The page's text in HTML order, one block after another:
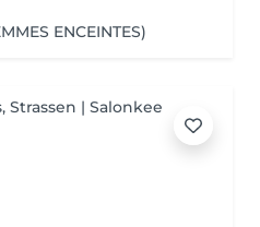
ENCEINTES)